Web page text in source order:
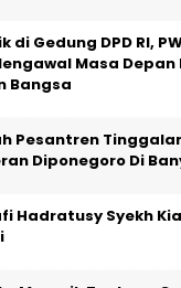
di Gedung DPD RI,
Masa
Bangsa
Pesantren
Diponegoro Di
Hadratusy Syekh